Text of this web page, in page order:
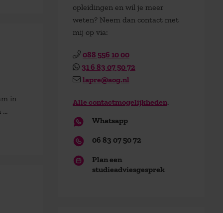
in
opleidingen en wil je meer
weten? Neem dan contact met
mij op via:
088 556 10 00
31 6 83 07 50 72
lapre@aog.nl
Alle contactmogelijkheden.
Whatsapp
06 83 07 50 72
Plan een
studieadviesgesprek